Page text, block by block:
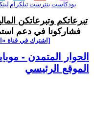
تيلكرامبنترست بودكاست
تبرعاتكم وتبرعاتكن
فشاركونا في دعم
[اشترك في قناة
الحوار المتمدن -
الموقع الرئيسي